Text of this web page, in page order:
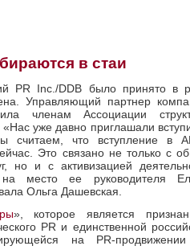
в стаи
PR Inc./DDB было принято в
Управляющий партнер
членам Ассоциации
«Нас уже давно приглашали
считаем, что вступление в
Это связано не только с
но и с активизацией
место ее руководителя
Ольга Дашевская.
», которое является
PR и единственной
на PR-